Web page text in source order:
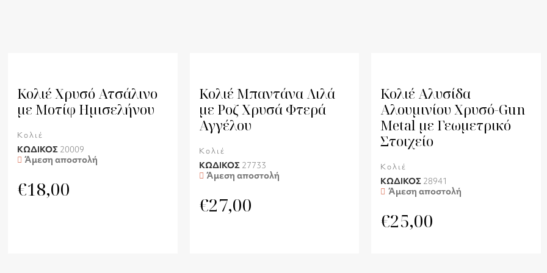
Κολιέ Χρυσό Ατσάλινο
με Μοτίφ Ημισελήνου
Κολιέ
ΚΩΔΙΚΟΣ 20009
Άμεση αποστολή
€18,00
Κολιέ Μπαντάνα Λιλά
με Ροζ Χρυσά Φτερά
Αγγέλου
Κολιέ
ΚΩΔΙΚΟΣ 27733
Άμεση αποστολή
€27,00
Κολιέ Αλυσίδα
Αλουμινίου Χρυσό-Gun
Metal με Γεωμετρικό
Στοιχείο
Κολιέ
ΚΩΔΙΚΟΣ 28941
Άμεση αποστολή
€25,00